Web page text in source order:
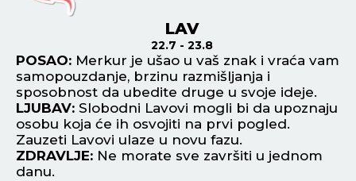
LAV
22.7 - 23.8
POSAO: Merkur je ušao u vaš znak i vraća vam
samopouzdanje, brzinu razmišljanja i
sposobnost da ubedite druge u svoje ideje.
LJUBAV: Slobodni Lavovi mogli bi da upoznaju
osobu koja će ih osvojiti na prvi pogled.
Zauzeti Lavovi ulaze u novu fazu.
ZDRAVLJE: Ne morate sve završiti u jednom
danu.